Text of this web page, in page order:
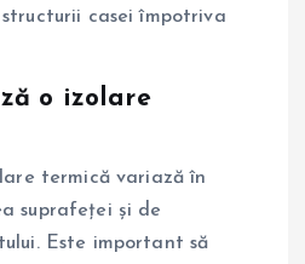
casei împotriva
o izolare
termică variază în
suprafeței și de
Este important să